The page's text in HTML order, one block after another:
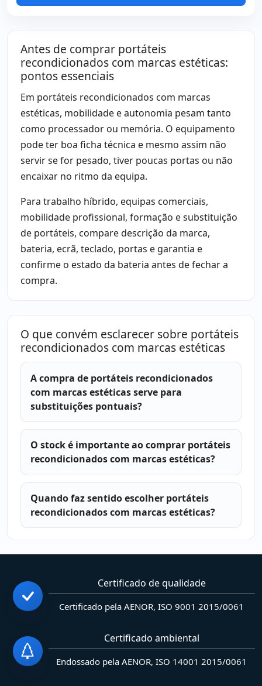
Antes de comprar portáteis
recondicionados com marcas estéticas:
pontos essenciais
Em portáteis recondicionados com marcas
estéticas, mobilidade e autonomia pesam tanto
como processador ou memória. O equipamento
pode ter boa ficha técnica e mesmo assim não
servir se for pesado, tiver poucas portas ou não
encaixar no ritmo da equipa.
Para trabalho híbrido, equipas comerciais,
mobilidade profissional, formação e substituição
de portáteis, compare descrição da marca,
bateria, ecrã, teclado, portas e garantia e
confirme o estado da bateria antes de fechar a
compra.
O que convém esclarecer sobre portáteis
recondicionados com marcas estéticas
A compra de portáteis recondicionados
com marcas estéticas serve para
substituições pontuais?
O stock é importante ao comprar portáteis
recondicionados com marcas estéticas?
Quando faz sentido escolher portáteis
recondicionados com marcas estéticas?
Certificado de qualidade
Certificado pela AENOR, ISO 9001 2015/0061
Certificado ambiental
Endossado pela AENOR, ISO 14001 2015/0061